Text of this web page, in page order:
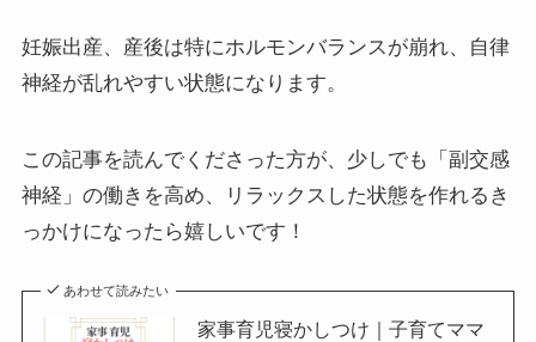
妊娠出産、産後は特にホルモンバランスが崩れ、自律
神経が乱れやすい状態になります。
この記事を読んでくださった方が、少しでも「副交感
神経」の働きを高め、リラックスした状態を作れるき
っかけになったら嬉しいです！
あわせて読みたい
家事育児寝かしつけ｜子育てママ